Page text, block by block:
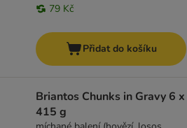
79 Kč
Přidat do košíku
Briantos Chunks in Gravy 6 x
415 g